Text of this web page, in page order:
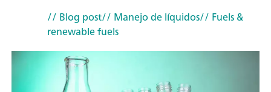
// Blog post// Manejo de líquidos// Fuels &
renewable fuels